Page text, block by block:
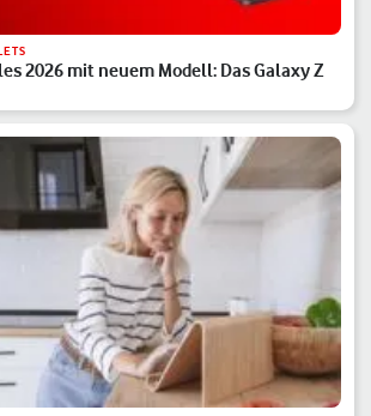
2026 mit neuem Modell: Das Galaxy Z